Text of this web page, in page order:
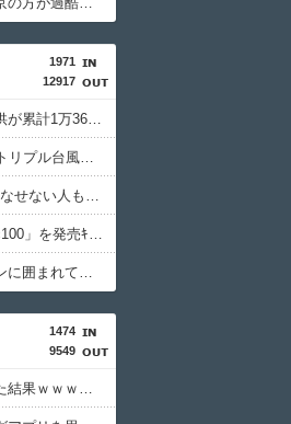
1971
12917
【朗報】八田與一容疑者、詰む 情報提供が累計1万3600件超え 目撃情報は「関東」が最多
【画像】台風15号「チャンホン」発生 トリプル台風に…
QRコード決済やタブレットなどを使いこなせない人も居るという話・・・
ソードコンピューター、新型マイコン「c100」を発売ｷﾀ━━━━(ﾟ∀ﾟ)━━━━!!
【画像】松本人志さん、大勢の若いファンに囲まれてご満悦・・・
1474
9549
【衝撃】隣家の室外機、限界突破してきた結果ｗｗｗｗｗ(※画像あり)